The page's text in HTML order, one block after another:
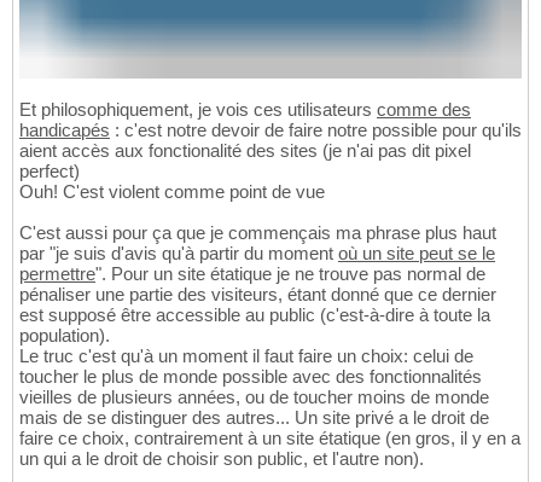
Et philosophiquement, je vois ces utilisateurs comme des
handicapés : c'est notre devoir de faire notre possible pour qu'ils
aient accès aux fonctionalité des sites (je n'ai pas dit pixel
perfect)
Ouh! C'est violent comme point de vue
C'est aussi pour ça que je commençais ma phrase plus haut
par "je suis d'avis qu'à partir du moment où un site peut se le
permettre". Pour un site étatique je ne trouve pas normal de
pénaliser une partie des visiteurs, étant donné que ce dernier
est supposé être accessible au public (c'est-à-dire à toute la
population).
Le truc c'est qu'à un moment il faut faire un choix: celui de
toucher le plus de monde possible avec des fonctionnalités
vieilles de plusieurs années, ou de toucher moins de monde
mais de se distinguer des autres... Un site privé a le droit de
faire ce choix, contrairement à un site étatique (en gros, il y en a
un qui a le droit de choisir son public, et l'autre non).